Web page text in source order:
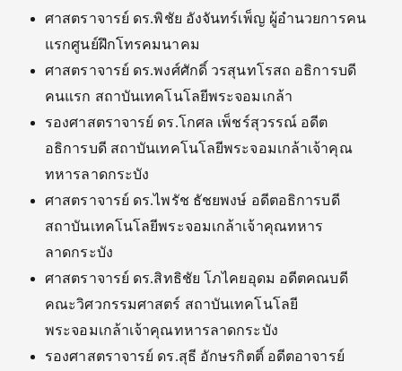
ศาสตราจารย์ ดร.พิชัย อังจันทร์เพ็ญ ผู้อำนวยการคน
แรกศูนย์ฝึกโทรคมนาคม
ศาสตราจารย์ ดร.พงศ์ศักดิ์ วรสุนทโรสถ อธิการบดี
คนแรก สถาบันเทคโนโลยีพระจอมเกล้า
รองศาสตราจารย์ ดร.โกศล เพ็ชร์สุวรรณ์ อดีต
อธิการบดี สถาบันเทคโนโลยีพระจอมเกล้าเจ้าคุณ
ทหารลาดกระบัง
ศาสตราจารย์ ดร.ไพรัช ธัชยพงษ์ อดีตอธิการบดี
สถาบันเทคโนโลยีพระจอมเกล้าเจ้าคุณทหาร
ลาดกระบัง
ศาสตราจารย์ ดร.สิทธิชัย โภไคยอุดม อดีตคณบดี
คณะวิศวกรรมศาสตร์ สถาบันเทคโนโลยี
พระจอมเกล้าเจ้าคุณทหารลาดกระบัง
รองศาสตราจารย์ ดร.สุธี อักษรกิตติ์ อดีตอาจารย์